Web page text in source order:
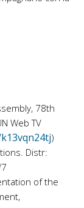
78th
Web TV
)
Distr:
of the